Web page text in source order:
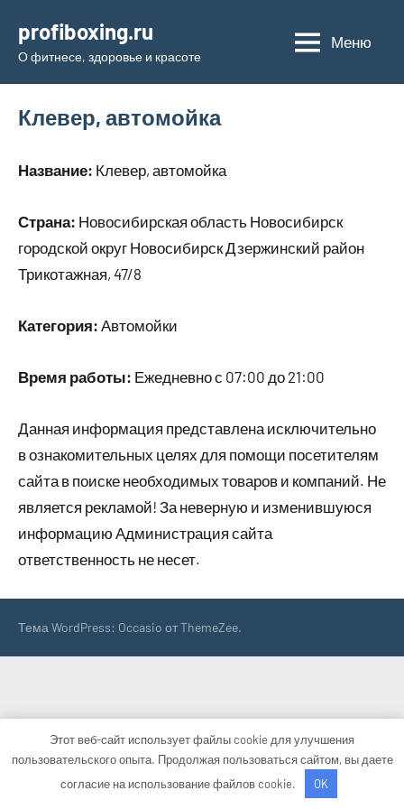
содержимому
profiboxing.ru
О фитнесе, здоровье и красоте
Меню
Клевер, автомойка
Название: Клевер, автомойка
Страна: Новосибирская область Новосибирск
городской округ Новосибирск Дзержинский район
Трикотажная, 47/8
Категория: Автомойки
Время работы: Ежедневно с 07:00 до 21:00
Данная информация представлена исключительно
в ознакомительных целях для помощи посетителям
сайта в поиске необходимых товаров и компаний. Не
является рекламой! За неверную и изменившуюся
информацию Администрация сайта
ответственность не несет.
Тема WordPress: Occasio от ThemeZee.
Этот веб-сайт использует файлы cookie для улучшения
пользовательского опыта. Продолжая пользоваться сайтом, вы даете
согласие на использование файлов cookie.
OK